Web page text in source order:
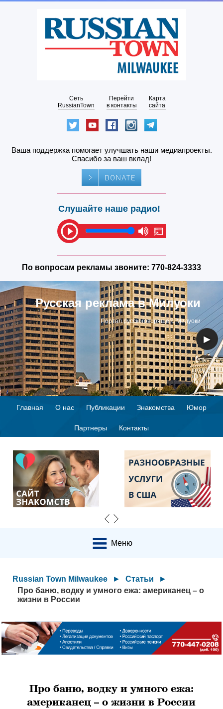
Сеть
RussianTown
Перейти
в контакты
Карта
сайта
Ваша поддержка помогает улучшать наши медиапроекты.
Спасибо за ваш вклад!
Слушайте наше радио!
По вопросам рекламы звоните: 770-824-3333
Русская реклама в Милуоки
Портал русскоговорящего Милуоки
◀ ▶
Главная О нас Публикации Знакомства Юмор
Партнеры Контакты
Меню
Russian Town Milwaukee ► Статьи
►
Про баню, водку и умного ежа: американец – о
жизни в России
Про баню, водку и умного ежа:
американец – о жизни в России